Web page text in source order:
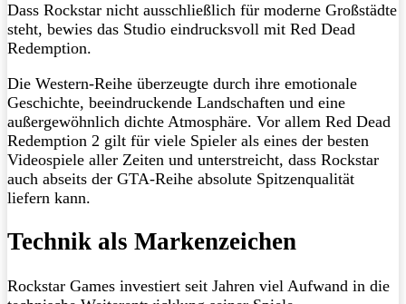
Dass Rockstar nicht ausschließlich für moderne Großstädte
steht, bewies das Studio eindrucksvoll mit Red Dead
Redemption.
Die Western-Reihe überzeugte durch ihre emotionale
Geschichte, beeindruckende Landschaften und eine
außergewöhnlich dichte Atmosphäre. Vor allem Red Dead
Redemption 2 gilt für viele Spieler als eines der besten
Videospiele aller Zeiten und unterstreicht, dass Rockstar
auch abseits der GTA-Reihe absolute Spitzenqualität
liefern kann.
Technik als Markenzeichen
Rockstar Games investiert seit Jahren viel Aufwand in die